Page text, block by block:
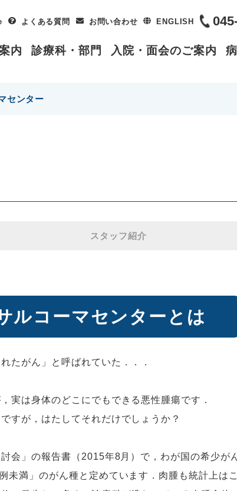
よくある質問 お問い合わせ ENGLISH
内 診療科・部門 入院・面会のご案内
センター
スタッフ紹介
コーマセンターとは
たがん」と呼ばれていた．．．
実は身体のどこにでもできる悪性腫瘍です．
すが，はたしてそれだけでしょうか？
会」の報告書（ 2015年8月）で，わが国の希少が
未満」のがん種と定めています．肉腫も統計上は